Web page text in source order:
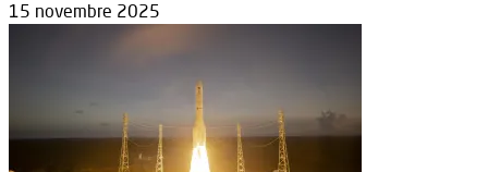
15 novembre 2025